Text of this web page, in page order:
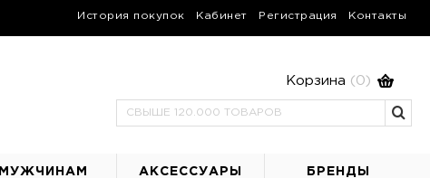
История покупок Кабинет Регистрация Контакты
Корзина (0)
МУЖЧИНАМ АКСЕССУАРЫ БРЕНДЫ